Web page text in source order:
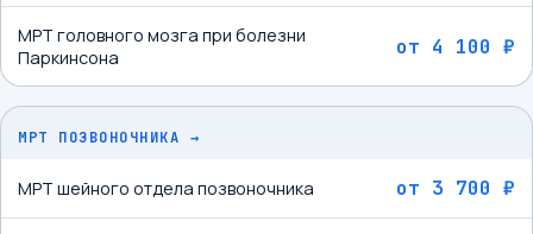
МРТ головного мозга при болезни
Паркинсона
от 4 100 ₽
МРТ ПОЗВОНОЧНИКА →
МРТ шейного отдела позвоночника от 3 700 ₽